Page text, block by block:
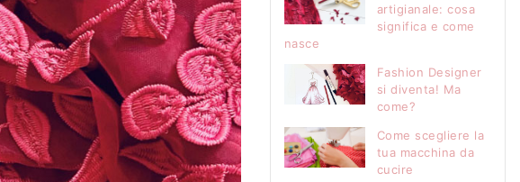
artigianale: cosa
significa e come
nasce
Fashion Designer
si diventa! Ma
come?
Come scegliere la
tua macchina da
cucire